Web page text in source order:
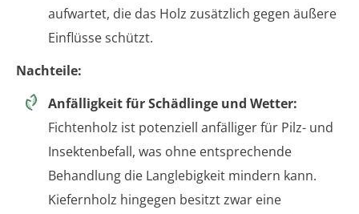
aufwartet, die das Holz zusätzlich gegen äußere
Einflüsse schützt.
Nachteile:
Anfälligkeit für Schädlinge und Wetter:
Fichtenholz ist potenziell anfälliger für Pilz- und
Insektenbefall, was ohne entsprechende
Behandlung die Langlebigkeit mindern kann.
Kiefernholz hingegen besitzt zwar eine